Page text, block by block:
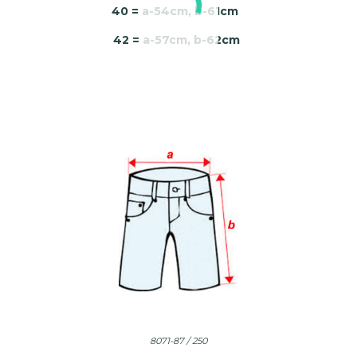
40 = a-54cm, b-61cm
42 = a-57cm, b-62cm
8071-87 / 250